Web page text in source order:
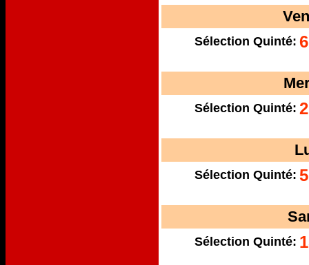
Sélection Quinté:
Sélection Quinté:
Sélection Quinté:
Sélection Quinté: